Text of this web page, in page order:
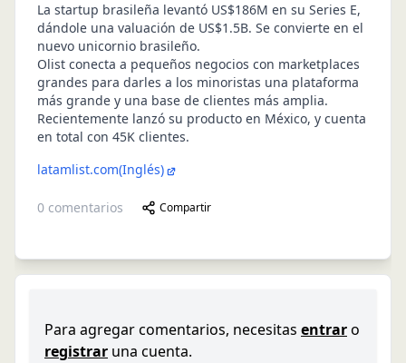
La startup brasileña levantó US$186M en su Series E,
dándole una valuación de US$1.5B. Se convierte en el
nuevo unicornio brasileño.
Olist conecta a pequeños negocios con marketplaces
grandes para darles a los minoristas una plataforma
más grande y una base de clientes más amplia.
Recientemente lanzó su producto en México, y cuenta
en total con 45K clientes.
latamlist.com(Inglés)
0 comentarios Compartir
Para agregar comentarios, necesitas entraro
registrar una cuenta.